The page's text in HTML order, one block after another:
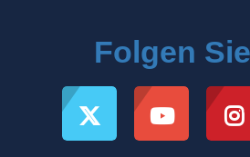
Folgen